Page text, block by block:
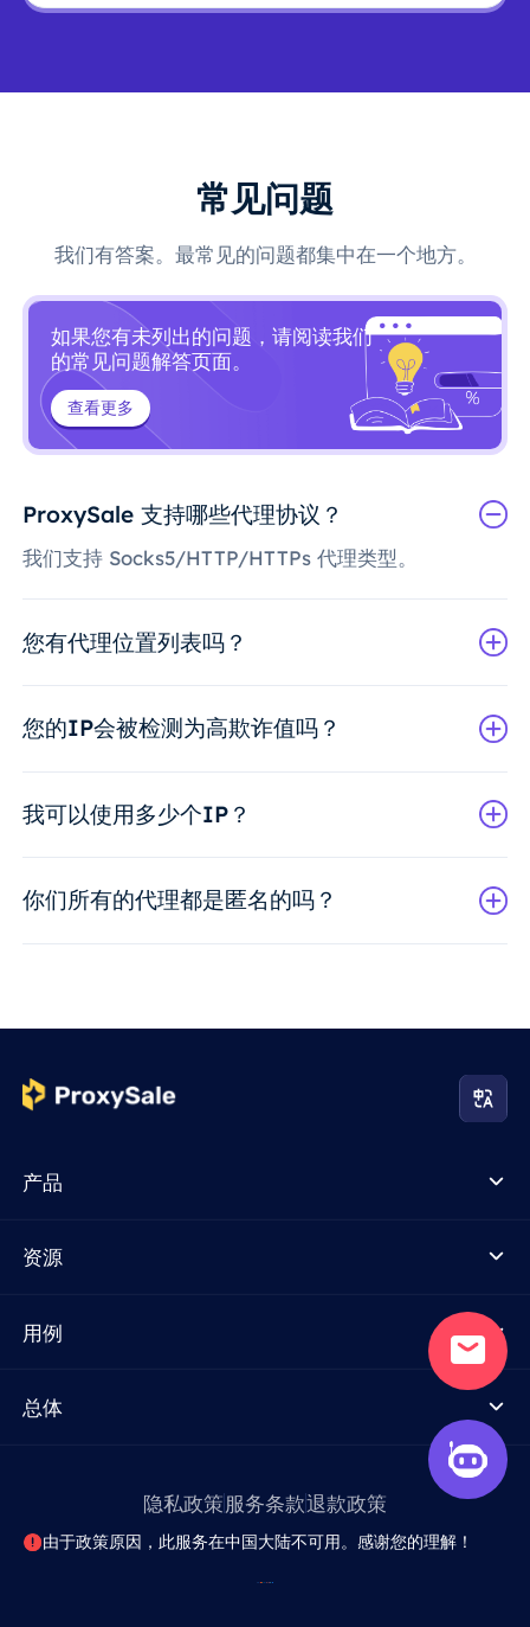
常见问题
我们有答案。最常见的问题都集中在一个地方。
如果您有未列出的问题，请阅读我们
的常见问题解答页面。
查看更多
ProxySale 支持哪些代理协议？
我们支持 Socks5/HTTP/HTTPs 代理类型。
您有代理位置列表吗？
您的IP会被检测为高欺诈值吗？
我可以使用多少个IP？
你们所有的代理都是匿名的吗？
产品
资源
用例
总体
隐私政策服务条款退款政策
由于政策原因，此服务在中国大陆不可用。感谢您的理解！